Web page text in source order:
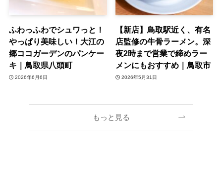
ふわっふわでシュワっと！
やっぱり美味しい！大江の
郷ココガーデンのパンケー
キ｜鳥取県八頭町
2026年6月6日
【新店】鳥取駅近く、有名
店監修の牛骨ラーメン。深
夜2時まで営業で締めラー
メンにもおすすめ｜鳥取市
2026年5月31日
もっと見る